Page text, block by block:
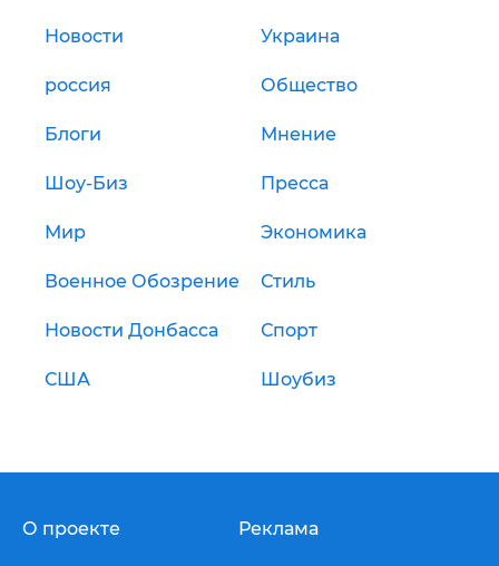
Новости Украина
россия Общество
Блоги Мнение
Шоу-Биз Пресса
Мир Экономика
Военное Обозрение Стиль
Новости Донбасса Спорт
США Шоубиз
О проекте Реклама